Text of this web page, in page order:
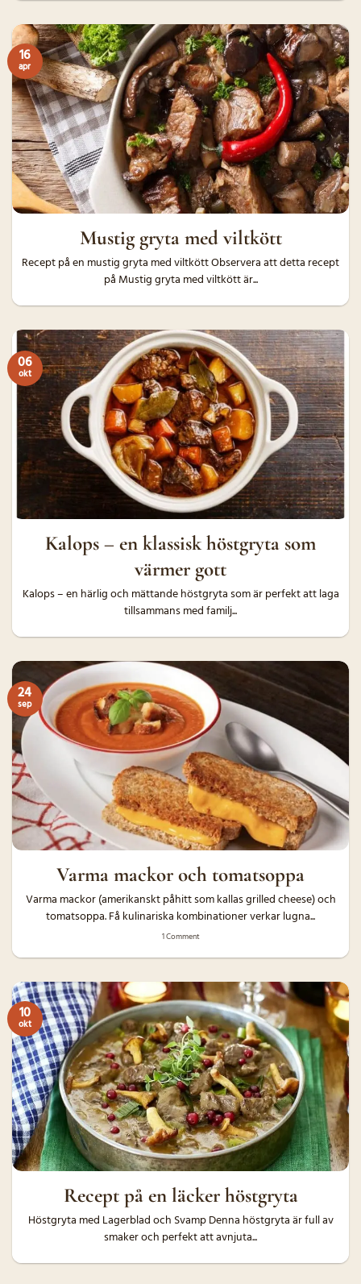
Mustig gryta med viltkött
Recept på en mustig gryta med viltkött Observera att detta recept
på Mustig gryta med viltkött är...
16
apr
Kalops – en klassisk höstgryta som
värmer gott
Kalops – en härlig och mättande höstgryta som är perfekt att laga
tillsammans med familj...
06
okt
Varma mackor och tomatsoppa
Varma mackor (amerikanskt påhitt som kallas grilled cheese) och
tomatsoppa. Få kulinariska kombinationer verkar lugna...
1 Comment
24
sep
Recept på en läcker höstgryta
Höstgryta med Lagerblad och Svamp Denna höstgryta är full av
smaker och perfekt att avnjuta...
10
okt